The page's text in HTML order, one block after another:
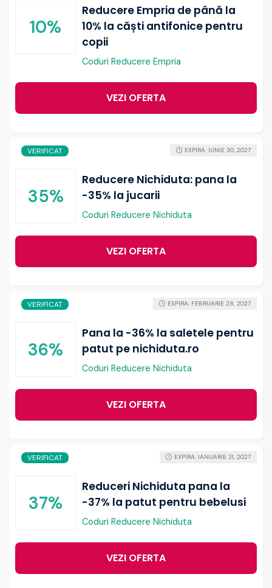
10%
Reducere Empria de până la
10% la căști antifonice pentru
copii
Coduri Reducere Empria
VEZI OFERTA
VERIFICAT
35%
Reducere Nichiduta: pana la
-35% la jucarii
Coduri Reducere Nichiduta
EXPIRA: IUNIE 30, 2027
VEZI OFERTA
VERIFICAT
36%
Pana la -36% la saletele pentru
patut pe nichiduta.ro
Coduri Reducere Nichiduta
EXPIRA: FEBRUARIE 28, 2027
VEZI OFERTA
VERIFICAT
37%
Reduceri Nichiduta pana la
-37% la patut pentru bebelusi
Coduri Reducere Nichiduta
EXPIRA: IANUARIE 31, 2027
VEZI OFERTA